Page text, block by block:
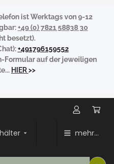
ist Werktags von 9-12
+49 (0) 7821 58838 30
besetzt).
+491796159552
Formular auf der jeweiligen
HIER>>
mehr...